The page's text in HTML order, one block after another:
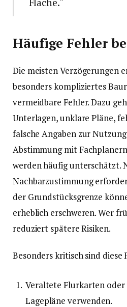
Häufige Fehler
Die meisten Verzögerungen
besonders kompliziertes
vermeidbare Fehler. Dazu
Unterlagen, unklare Pläne,
falsche Angaben zur
Abstimmung mit
werden häufig unterschätzt.
Nachbarzustimmung
der Grundstücksgrenze
erheblich erschweren. Wer
reduziert spätere Risiken.
Besonders kritisch sind diese
Veraltete Flurkarten
Lagepläne verwenden.